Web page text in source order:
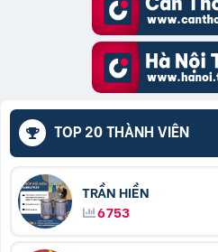
TOP 20 THÀNH VIÊN
TRẦN HIỀN
6753